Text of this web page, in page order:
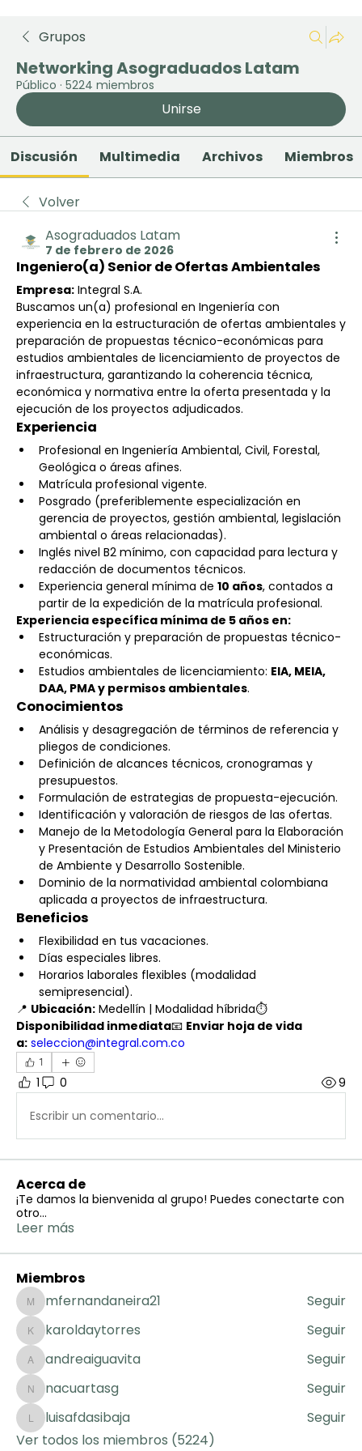
Grupos
Networking Asograduados Latam
Público · 5224 miembros
Unirse
Discusión Multimedia Archivos Miembros
Volver
Asograduados Latam
7 de febrero de 2026
Ingeniero(a) Senior de Ofertas Ambientales
Empresa: Integral S.A.
Buscamos un(a) profesional en Ingeniería con
experiencia en la estructuración de ofertas ambientales y
preparación de propuestas técnico-económicas para
estudios ambientales de licenciamiento de proyectos de
infraestructura, garantizando la coherencia técnica,
económica y normativa entre la oferta presentada y la
ejecución de los proyectos adjudicados.
Experiencia
Profesional en Ingeniería Ambiental, Civil, Forestal,
Geológica o áreas afines.
Matrícula profesional vigente.
Posgrado (preferiblemente especialización en
gerencia de proyectos, gestión ambiental, legislación
ambiental o áreas relacionadas).
Inglés nivel B2 mínimo, con capacidad para lectura y
redacción de documentos técnicos.
Experiencia general mínima de 10 años, contados a
partir de la expedición de la matrícula profesional.
Experiencia específica mínima de 5 años en:
Estructuración y preparación de propuestas técnico-
económicas.
Estudios ambientales de licenciamiento: EIA, MEIA,
DAA, PMA y permisos ambientales.
Conocimientos
Análisis y desagregación de términos de referencia y
pliegos de condiciones.
Definición de alcances técnicos, cronogramas y
presupuestos.
Formulación de estrategias de propuesta-ejecución.
Identificación y valoración de riesgos de las ofertas.
Manejo de la Metodología General para la Elaboración
y Presentación de Estudios Ambientales del Ministerio
de Ambiente y Desarrollo Sostenible.
Dominio de la normatividad ambiental colombiana
aplicada a proyectos de infraestructura.
Beneficios
Flexibilidad en tus vacaciones.
Días especiales libres.
Horarios laborales flexibles (modalidad
semipresencial).
📍 Ubicación:
Medellín | Modalidad híbrida⏱
Disponibilidad inmediata📧 Enviar hoja de vida
a: seleccion@integral.com.co
1
1 0 9
Escribir un comentario...
Acerca de
¡Te damos la bienvenida al grupo! Puedes conectarte con
otro...
Leer más
Miembros
mfernandaneira21
mfernandaneira21 Seguir
karoldaytorres
karoldaytorres Seguir
andreaiguavita
andreaiguavita Seguir
nacuartasg
nacuartasg Seguir
luisafdasibaja
luisafdasibaja
Seguir
Ver todos los miembros (5224)